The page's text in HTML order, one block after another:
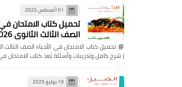
01 أغسطس 2025
تحميل كتاب الامتحان في
الصف الثالث الثانوي 2026
| شرح كامل وتدريبات وأسئلة يُعد كتاب الامتحان
19 يوليو 2025